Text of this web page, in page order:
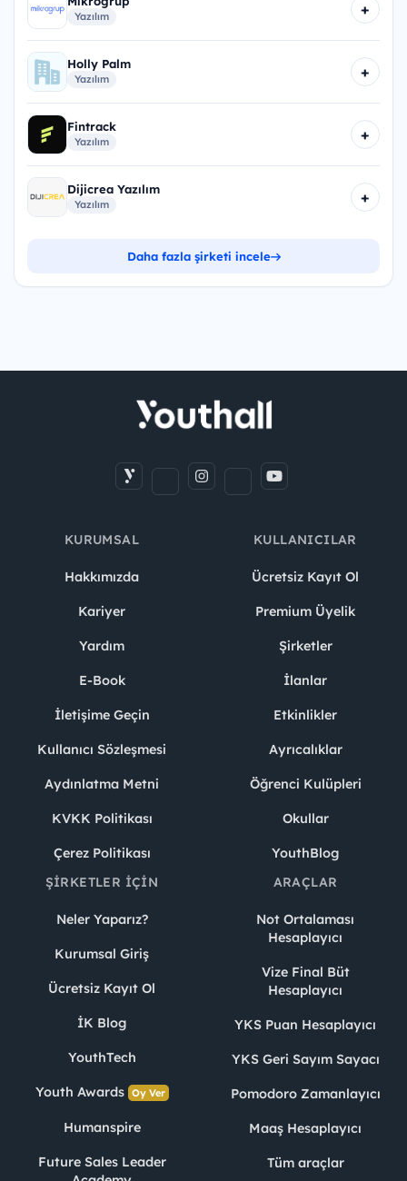
Yazılım +
Holly Palm
Yazılım +
Fintrack
Yazılım +
Dijicrea Yazılım
Yazılım +
Daha fazla şirketi incele
KURUMSAL
Hakkımızda
Kariyer
Yardım
E-Book
İletişime Geçin
Kullanıcı Sözleşmesi
Aydınlatma Metni
KVKK Politikası
Çerez Politikası
KULLANICILAR
Ücretsiz Kayıt Ol
Premium Üyelik
Şirketler
İlanlar
Etkinlikler
Ayrıcalıklar
Öğrenci Kulüpleri
Okullar
YouthBlog
ŞIRKETLER İÇIN
Neler Yaparız?
Kurumsal Giriş
Ücretsiz Kayıt Ol
İK Blog
YouthTech
Youth Awards Oy Ver
Humanspire
Future Sales Leader
ARAÇLAR
Not Ortalaması
Hesaplayıcı
Vize Final Büt
Hesaplayıcı
YKS Puan Hesaplayıcı
YKS Geri Sayım Sayacı
Pomodoro Zamanlayıcı
Maaş Hesaplayıcı
Tüm araçlar